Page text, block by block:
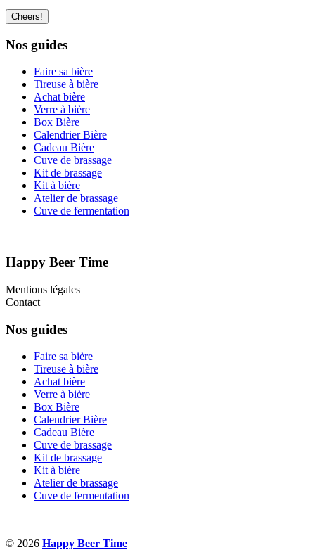
Nos guides
Faire sa bière
Tireuse à bière
Achat bière
Verre à bière
Box Bière
Calendrier Bière
Cadeau Bière
Cuve de brassage
Kit de brassage
Kit à bière
Atelier de brassage
Cuve de fermentation
Happy Beer Time
Mentions légales
Contact
Nos guides
Faire sa bière
Tireuse à bière
Achat bière
Verre à bière
Box Bière
Calendrier Bière
Cadeau Bière
Cuve de brassage
Kit de brassage
Kit à bière
Atelier de brassage
Cuve de fermentation
© 2026 Happy Beer Time